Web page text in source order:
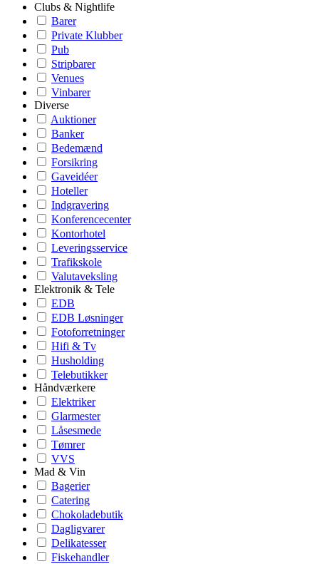
Clubs & Nightlife
Barer
Private Klubber
Pub
Stripbarer
Venues
Vinbarer
Diverse
Auktioner
Banker
Bedemænd
Forsikring
Gaveidéer
Hoteller
Indgravering
Konferencecenter
Kontorhotel
Leveringsservice
Trafikskole
Valutaveksling
Elektronik & Tele
EDB
EDB Løsninger
Fotoforretninger
Hifi & Tv
Husholding
Telebutikker
Håndværkere
Elektriker
Glarmester
Låsesmede
Tømrer
VVS
Mad & Vin
Bagerier
Catering
Chokoladebutik
Dagligvarer
Delikatesser
Fiskehandler